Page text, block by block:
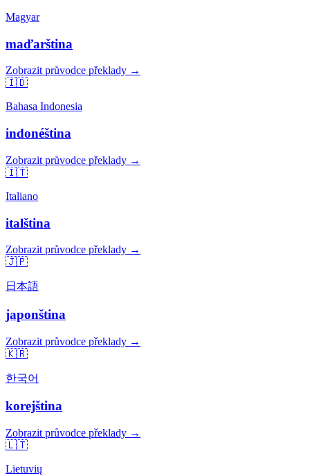
Magyar
maďarština
Zobrazit průvodce překlady →
🇮🇩
Bahasa Indonesia
indonéština
Zobrazit průvodce překlady →
🇮🇹
Italiano
italština
Zobrazit průvodce překlady →
🇯🇵
日本語
japonština
Zobrazit průvodce překlady →
🇰🇷
한국어
korejština
Zobrazit průvodce překlady →
🇱🇹
Lietuvių